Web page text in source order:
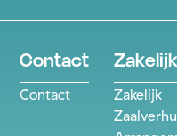
Contact
Contact
Zakelijk
Zakelijk